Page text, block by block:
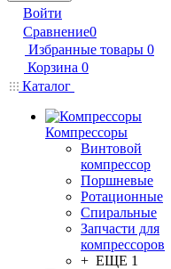
Войти
Сравнение0
Избранные товары 0
Корзина 0
Каталог
Компрессоры
Винтовой
компрессор
Поршневые
Ротационные
Спиральные
Запчасти для
компрессоров
+ ЕЩЕ 1